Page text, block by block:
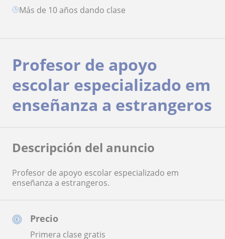
más de 10 años dando clase
Precio
Primera clase gratis
Profesor de apoyo
escolar especializado em
enseñanza a estrangeros
Descripción del anuncio
Profesor de apoyo escolar especializado em
enseñanza a estrangeros.